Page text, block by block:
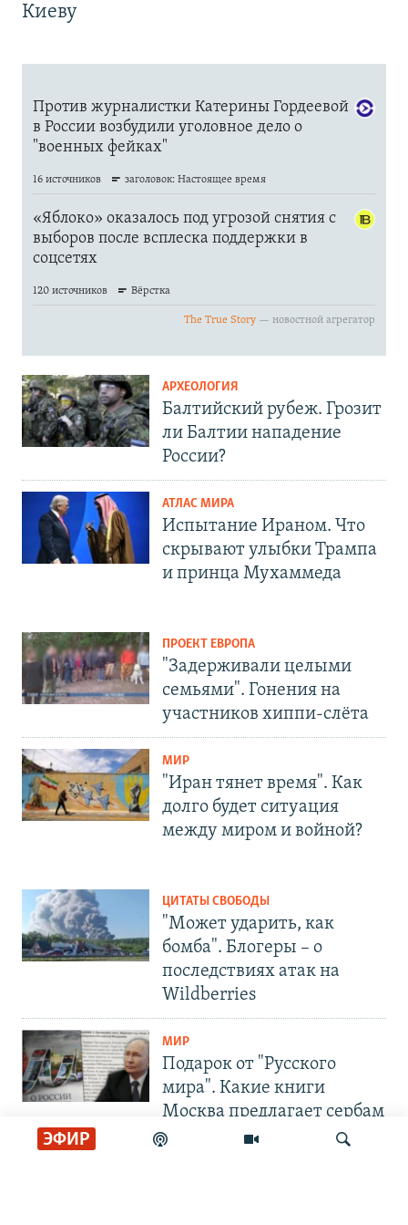
ЭФИР
Киеву
АРХЕОЛОГИЯ
Балтийский рубеж. Грозит
ли Балтии нападение
России?
АТЛАС МИРА
Испытание Ираном. Что
скрывают улыбки Трампа
и принца Мухаммеда
ПРОЕКТ ЕВРОПА
"Задерживали целыми
семьями". Гонения на
участников хиппи-слёта
МИР
"Иран тянет время". Как
долго будет ситуация
между миром и войной?
ЦИТАТЫ СВОБОДЫ
"Может ударить, как
бомба". Блогеры – о
последствиях атак на
Wildberries
МИР
Подарок от "Русского
мира". Какие книги
Москва предлагает сербам